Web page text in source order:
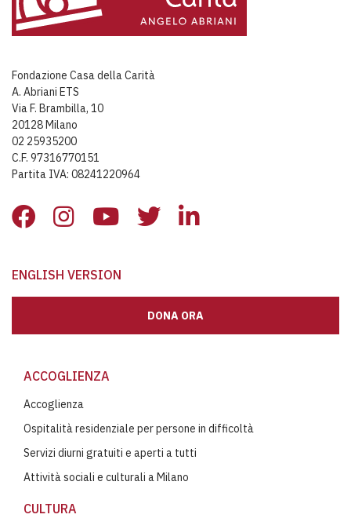
Fondazione Casa della Carità
A. Abriani ETS
Via F. Brambilla, 10
20128 Milano
02 25935200
C.F. 97316770151
Partita IVA: 08241220964
ENGLISH VERSION
DONA ORA
ACCOGLIENZA
Accoglienza
Ospitalità residenziale per persone in difficoltà
Servizi diurni gratuiti e aperti a tutti
Attività sociali e culturali a Milano
CULTURA